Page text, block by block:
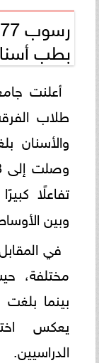
بطب
أعلنت
طلاب
تفاعلًا
وبين
في
يعكس
الدراسيين.